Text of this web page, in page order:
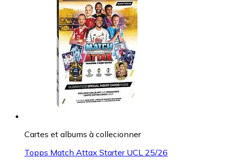
Cartes et albums à collecionner
Topps Match Attax Starter UCL 25/26